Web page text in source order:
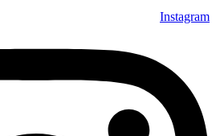
Instagram